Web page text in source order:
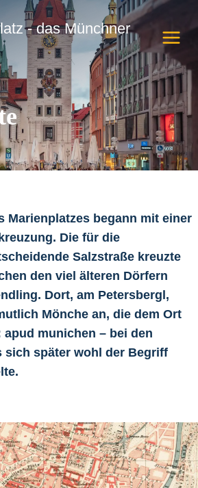
- das Münchner
Marienplatzes begann mit einer
Die für die
Salzstraße kreuzte
den viel älteren Dörfern
Dort, am Petersbergl,
Mönche an, die dem Ort
apud munichen – bei den
sich später wohl der Begriff